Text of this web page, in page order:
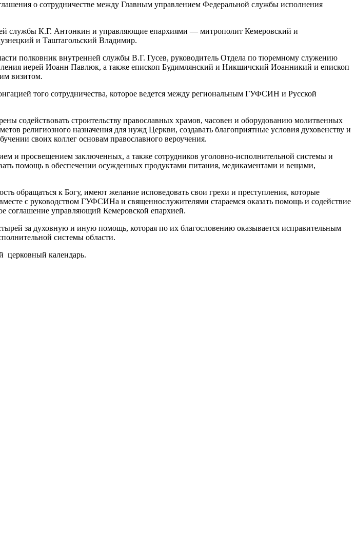
о сотрудничестве между Главным управлением Федеральной службы исполнения
службы К.Г. Антонкин и управляющие епархиями — митрополит Кемеровский и
и Таштагольский Владимир.
полковник внутренней службы В.Г. Гусев, руководитель Отдела по тюремному служению
иерей Иоанн Павлюк, а также епископ Будимлянский и Никшичский Иоанникий и епископ
визитом.
того сотрудничества, которое ведется между региональным ГУФСИН и Русской
содействовать строительству православных храмов, часовен и оборудованию молитвенных
религиозного назначения для нужд Церкви, создавать благоприятные условия духовенству и
своих коллег основам православного вероучения.
и просвещением заключенных, а также сотрудников уголовно-исполнительной системы и
помощь в обеспечении осужденных продуктами питания, медикаментами и вещами,
обращаться к Богу, имеют желание исповедовать свои грехи и преступления, которые
с руководством ГУФСИНа и священнослужителями стараемся оказать помощь и содействие
соглашение управляющий Кемеровской епархией.
за духовную и иную помощь, которая по их благословению оказывается исправительным
системы области.
церковный календарь.